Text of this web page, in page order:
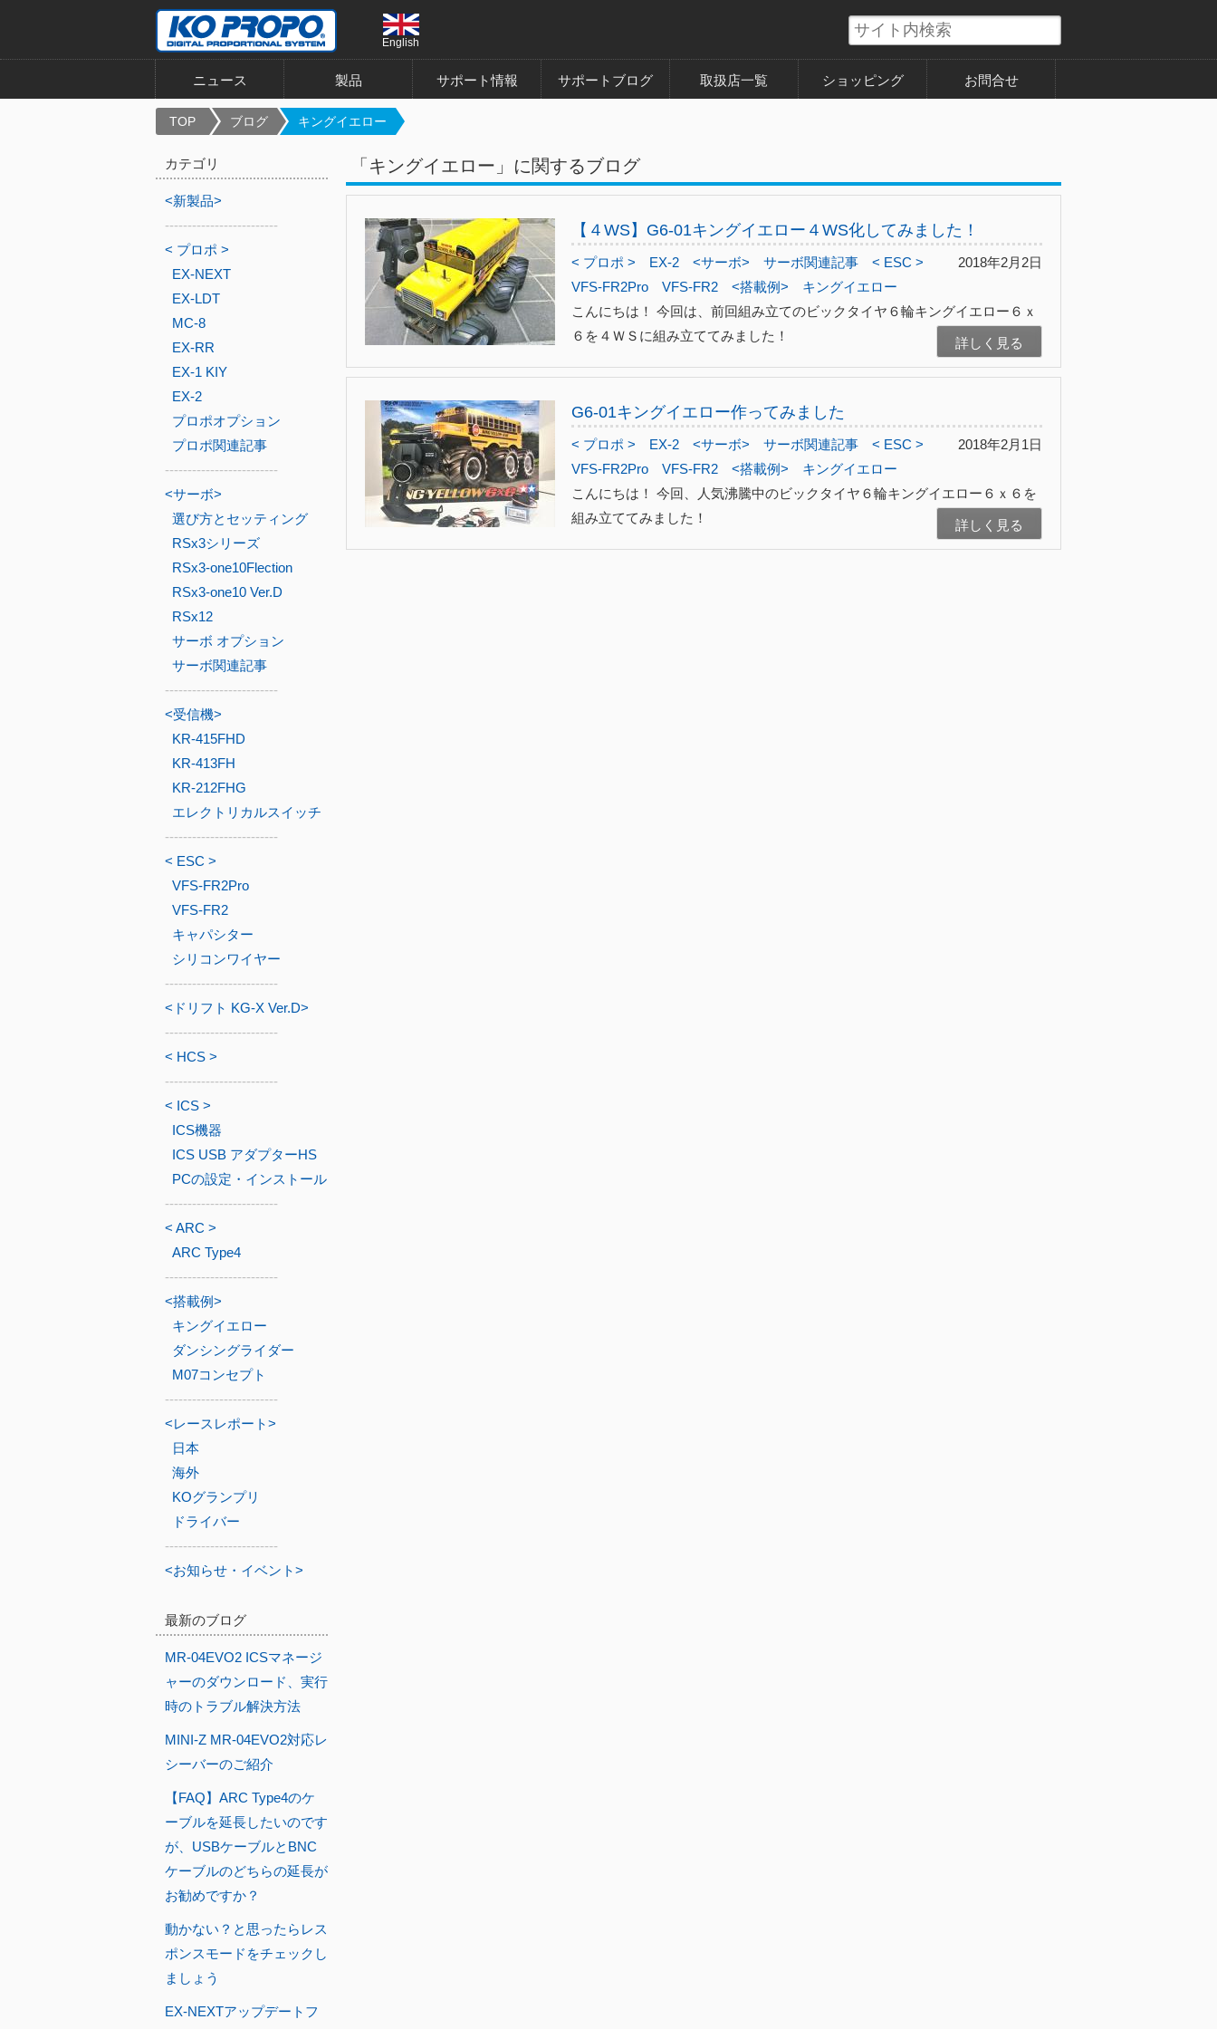
English
ニュース 製品 サポート情報 サポートブログ 取扱店一覧 ショッピング お問合せ
TOP ブログ キングイエロー
「キングイエロー」に関するブログ
【４WS】G6-01キングイエロー４WS化してみました！
2018年2月2日
< プロポ > EX-2 <サーボ> サーボ関連記事
< ESC >
VFS-FR2Pro
VFS-FR2 <搭載例>
キングイエロー
こんにちは！ 今回は、前回組み立てのビックタイヤ６輪キングイエロー６ｘ
６を４ＷＳに組み立ててみました！
詳しく見る
G6-01キングイエロー作ってみました
2018年2月1日
< プロポ > EX-2 <サーボ> サーボ関連記事
< ESC >
VFS-FR2Pro
VFS-FR2 <搭載例>
キングイエロー
こんにちは！ 今回、人気沸騰中のビックタイヤ６輪キングイエロー６ｘ６を
組み立ててみました！
詳しく見る
カテゴリ
<新製品>
-------------------------
< プロポ >
EX-NEXT
EX-LDT
MC-8
EX-RR
EX-1 KIY
EX-2
プロポオプション
プロポ関連記事
-------------------------
<サーボ>
選び方とセッティング
RSx3シリーズ
RSx3-one10Flection
RSx3-one10 Ver.D
RSx12
サーボ オプション
サーボ関連記事
-------------------------
<受信機>
KR-415FHD
KR-413FH
KR-212FHG
エレクトリカルスイッチ
-------------------------
< ESC >
VFS-FR2Pro
VFS-FR2
キャパシター
シリコンワイヤー
-------------------------
<ドリフト KG-X Ver.D>
-------------------------
< HCS >
-------------------------
< ICS >
ICS機器
ICS USB アダプターHS
PCの設定・インストール
-------------------------
< ARC >
ARC Type4
-------------------------
<搭載例>
キングイエロー
ダンシングライダー
M07コンセプト
-------------------------
<レースレポート>
日本
海外
KOグランプリ
ドライバー
-------------------------
<お知らせ・イベント>
最新のブログ
MR-04EVO2 ICSマネージ
ャーのダウンロード、実行
時のトラブル解決方法
MINI-Z MR-04EVO2対応レ
シーバーのご紹介
【FAQ】ARC Type4のケ
ーブルを延長したいのです
が、USBケーブルとBNC
ケーブルのどちらの延長が
お勧めですか？
動かない？と思ったらレス
ポンスモードをチェックし
ましょう
EX-NEXTアップデートフ